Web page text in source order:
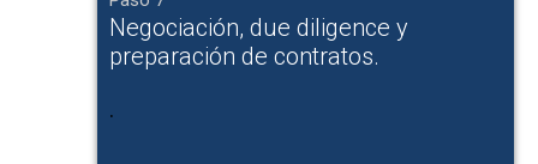
Negociación, due diligence y
preparación de contratos.
.